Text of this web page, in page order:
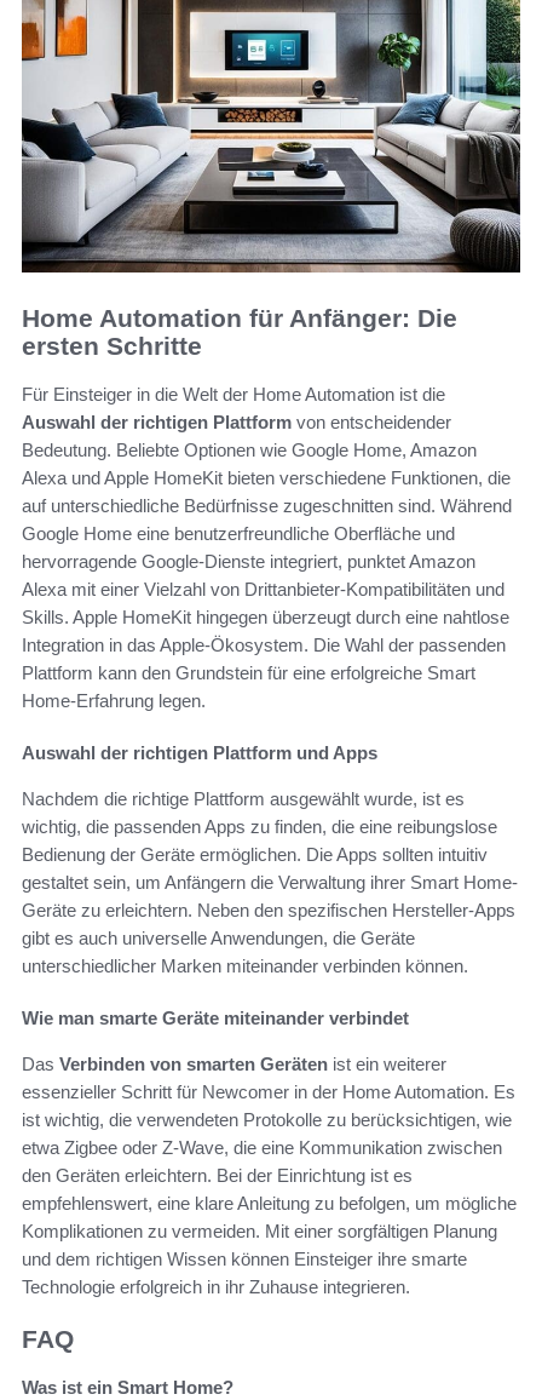
Home Automation für Anfänger: Die
ersten Schritte
Für Einsteiger in die Welt der Home Automation ist die
Auswahl der richtigen Plattform von entscheidender
Bedeutung. Beliebte Optionen wie Google Home, Amazon
Alexa und Apple HomeKit bieten verschiedene Funktionen, die
auf unterschiedliche Bedürfnisse zugeschnitten sind. Während
Google Home eine benutzerfreundliche Oberfläche und
hervorragende Google-Dienste integriert, punktet Amazon
Alexa mit einer Vielzahl von Drittanbieter-Kompatibilitäten und
Skills. Apple HomeKit hingegen überzeugt durch eine nahtlose
Integration in das Apple-Ökosystem. Die Wahl der passenden
Plattform kann den Grundstein für eine erfolgreiche Smart
Home-Erfahrung legen.
Auswahl der richtigen Plattform und Apps
Nachdem die richtige Plattform ausgewählt wurde, ist es
wichtig, die passenden Apps zu finden, die eine reibungslose
Bedienung der Geräte ermöglichen. Die Apps sollten intuitiv
gestaltet sein, um Anfängern die Verwaltung ihrer Smart Home-
Geräte zu erleichtern. Neben den spezifischen Hersteller-Apps
gibt es auch universelle Anwendungen, die Geräte
unterschiedlicher Marken miteinander verbinden können.
Wie man smarte Geräte miteinander verbindet
Das Verbinden von smarten Geräten ist ein weiterer
essenzieller Schritt für Newcomer in der Home Automation. Es
ist wichtig, die verwendeten Protokolle zu berücksichtigen, wie
etwa Zigbee oder Z-Wave, die eine Kommunikation zwischen
den Geräten erleichtern. Bei der Einrichtung ist es
empfehlenswert, eine klare Anleitung zu befolgen, um mögliche
Komplikationen zu vermeiden. Mit einer sorgfältigen Planung
und dem richtigen Wissen können Einsteiger ihre smarte
Technologie erfolgreich in ihr Zuhause integrieren.
FAQ
Was ist ein Smart Home?